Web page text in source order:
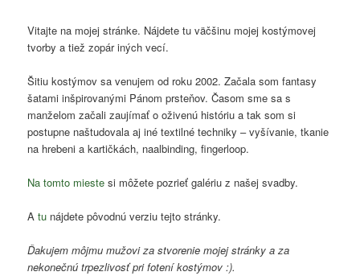
Vitajte na mojej stránke. Nájdete tu väčšinu mojej kostýmovej
tvorby a tiež zopár iných vecí.
Šitiu kostýmov sa venujem od roku 2002. Začala som fantasy
šatami inšpirovanými Pánom prsteňov. Časom sme sa s
manželom začali zaujímať o oživenú históriu a tak som si
postupne naštudovala aj iné textilné techniky – vyšívanie, tkanie
na hrebeni a kartičkách, naalbinding, fingerloop.
Na tomto mieste si môžete pozrieť galériu z našej svadby.
A tu nájdete pôvodnú verziu tejto stránky.
Ďakujem môjmu mužovi za stvorenie mojej stránky a za
nekonečnú trpezlivosť pri fotení kostýmov :).